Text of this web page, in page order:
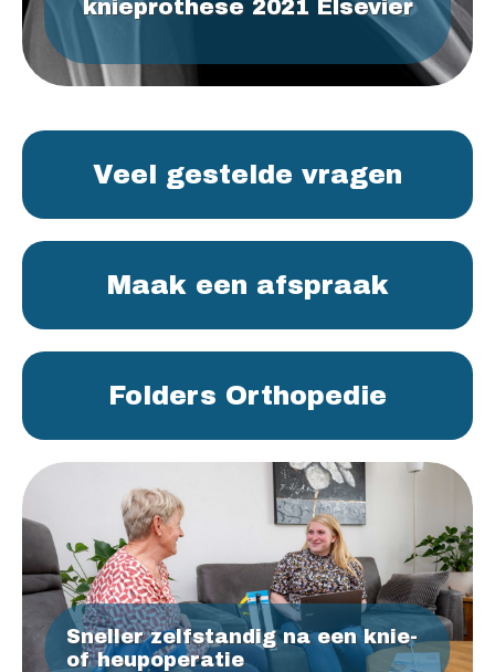
knieprothese 2021 Elsevier
Veel gestelde vragen
Maak een afspraak
Folders Orthopedie
Sneller zelfstandig na een knie-
of heupoperatie